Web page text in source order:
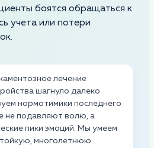
боятся обращаться к
учета или потери
лечение
шагнуло далеко
нормотимики последнего
не подавляют волю, а
пики эмоций. Мы умеем
многолетнюю